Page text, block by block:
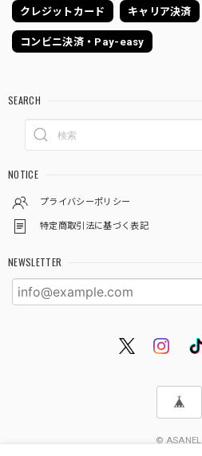
クレジットカード キャリア決済
コンビニ決済・Pay-easy
SEARCH
NOTICE
プライバシーポリシー
特定商取引法に基づく表記
NEWSLETTER
© ASANEL